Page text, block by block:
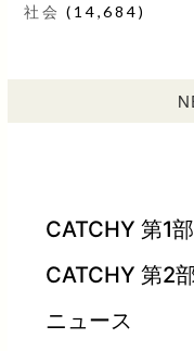
社会 (14,684)
CATCHY 第1
CATCHY 第2
ニュース